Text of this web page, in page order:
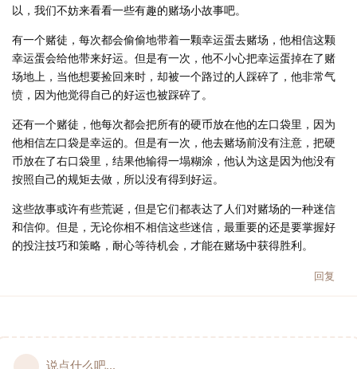
以，我们不妨来看看一些有趣的赌场小故事吧。
有一个赌徒，每次都会偷偷地带着一颗幸运蛋去赌场，他相信这颗
幸运蛋会给他带来好运。但是有一次，他不小心把幸运蛋掉在了赌
场地上，当他想要捡回来时，却被一个路过的人踩碎了，他非常气
愤，因为他觉得自己的好运也被踩碎了。
还有一个赌徒，他每次都会把所有的硬币放在他的左口袋里，因为
他相信左口袋是幸运的。但是有一次，他去赌场前没有注意，把硬
币放在了右口袋里，结果他输得一塌糊涂，他认为这是因为他没有
按照自己的规矩去做，所以没有得到好运。
这些故事或许有些荒诞，但是它们都表达了人们对赌场的一种迷信
和信仰。但是，无论你相不相信这些迷信，最重要的还是要掌握好
的投注技巧和策略，耐心等待机会，才能在赌场中获得胜利。
回复
说点什么吧...